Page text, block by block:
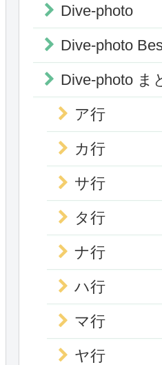
Dive-photo
Dive-photo
Dive-photo ま
ア行
カ行
サ行
タ行
ナ行
ハ行
マ行
ヤ行